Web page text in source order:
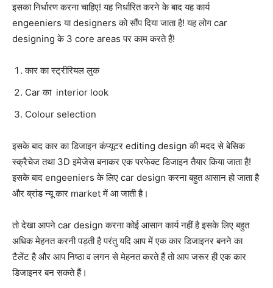
इसका निर्धारण करना चाहिए! यह निर्धारित करने के बाद यह कार्य
engeeniers या designers को सौंप दिया जाता है! यह लोग car
designing के 3 core areas पर काम करते हैं!
कार का स्ट्रीरियल लुक
Car का interior look
Colour selection
इसके बाद कार का डिजाइन कंप्यूटर editing design की मदद से बेसिक
स्क्रैचेज तथा 3D इमेजेस बनाकर एक परफेक्ट डिजाइन तैयार किया जाता है!
इसके बाद engeeniers के लिए car design करना बहुत आसान हो जाता है
और ब्रांड न्यू कार market में आ जाती है।
तो देखा आपने car design करना कोई आसान कार्य नहीं है इसके लिए बहुत
अधिक मेहनत करनी पड़ती है परंतु यदि आप में एक कार डिजाइनर बनने का
टैलेंट है और आप निष्ठा व लगन से मेहनत करते हैं तो आप जरूर ही एक कार
डिजाइनर बन सकते हैं।